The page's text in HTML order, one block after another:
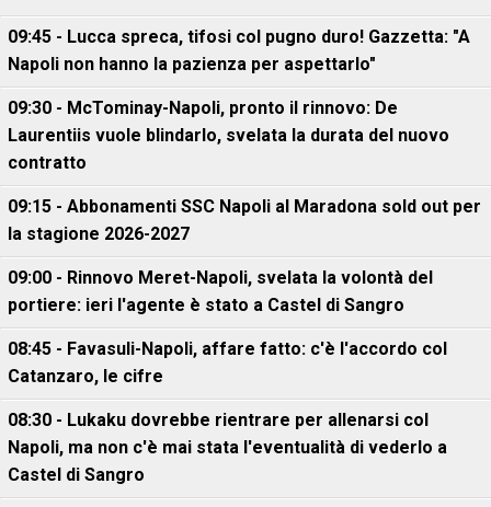
09:45 - Lucca spreca, tifosi col pugno duro! Gazzetta: "A
Napoli non hanno la pazienza per aspettarlo"
09:30 - McTominay-Napoli, pronto il rinnovo: De
Laurentiis vuole blindarlo, svelata la durata del nuovo
contratto
09:15 - Abbonamenti SSC Napoli al Maradona sold out per
la stagione 2026-2027
09:00 - Rinnovo Meret-Napoli, svelata la volontà del
portiere: ieri l'agente è stato a Castel di Sangro
08:45 - Favasuli-Napoli, affare fatto: c'è l'accordo col
Catanzaro, le cifre
08:30 - Lukaku dovrebbe rientrare per allenarsi col
Napoli, ma non c'è mai stata l'eventualità di vederlo a
Castel di Sangro